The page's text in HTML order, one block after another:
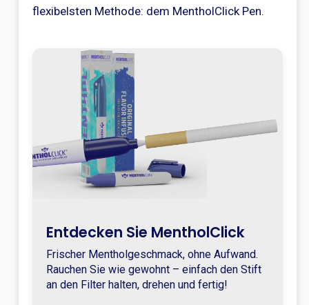
flexibelsten Methode: dem MentholClick Pen.
Entdecken Sie MentholClick
Frischer Mentholgeschmack, ohne Aufwand.
Rauchen Sie wie gewohnt – einfach den Stift
an den Filter halten, drehen und fertig!